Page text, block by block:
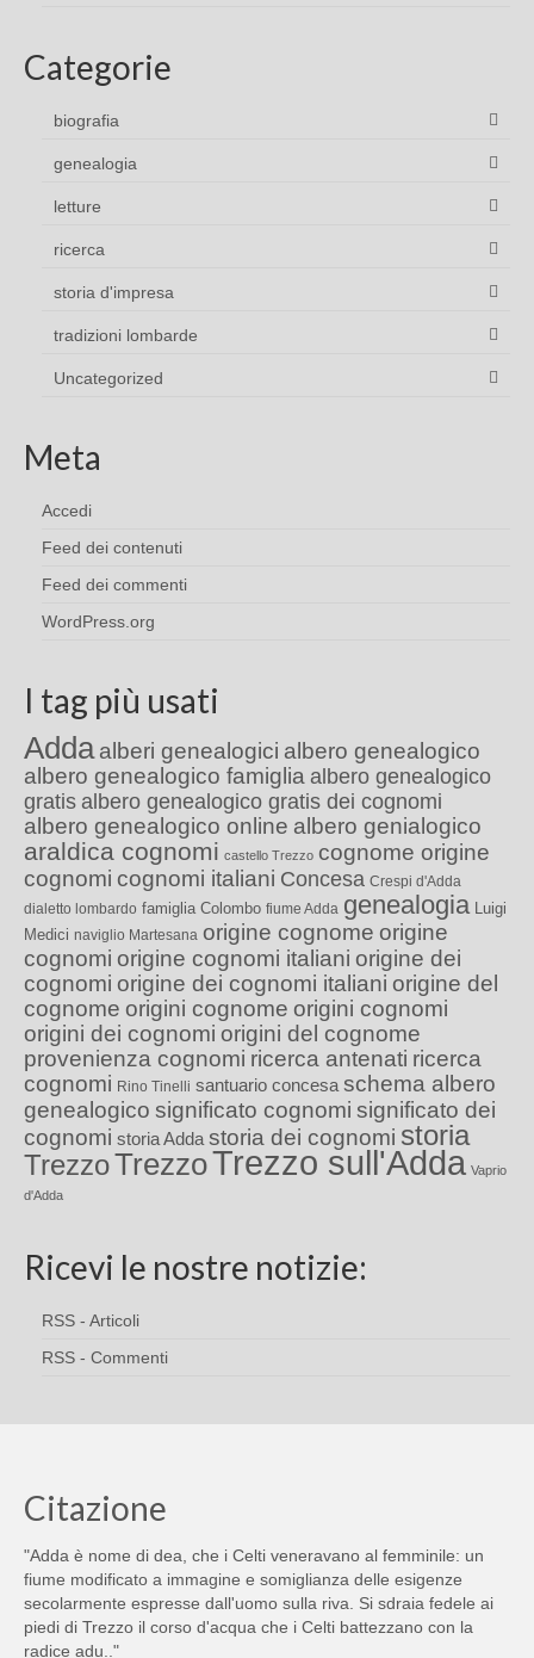
Categorie
biografia
genealogia
letture
ricerca
storia d'impresa
tradizioni lombarde
Uncategorized
Meta
Accedi
Feed dei contenuti
Feed dei commenti
WordPress.org
I tag più usati
Adda alberi genealogici albero genealogico
albero genealogico famiglia albero genealogico
gratis albero genealogico gratis dei cognomi
albero genealogico online albero genialogico
araldica cognomi castello Trezzo cognome origine
cognomi cognomi italiani Concesa Crespi d'Adda
dialetto lombardo famiglia Colombo fiume Adda genealogia Luigi
Medici naviglio Martesana origine cognome origine
cognomi origine cognomi italiani origine dei
cognomi origine dei cognomi italiani origine del
cognome origini cognome origini cognomi
origini dei cognomi origini del cognome
provenienza cognomi ricerca antenati ricerca
cognomi Rino Tinelli santuario concesa schema albero
genealogico significato cognomi significato dei
cognomi storia Adda storia dei cognomi storia
TrezzoTrezzoTrezzo sull'Adda Vaprio
d'Adda
Ricevi le nostre notizie:
RSS - Articoli
RSS - Commenti
Citazione
"Adda è nome di dea, che i Celti veneravano al femminile: un
fiume modificato a immagine e somiglianza delle esigenze
secolarmente espresse dall'uomo sulla riva. Si sdraia fedele ai
piedi di Trezzo il corso d'acqua che i Celti battezzano con la
radice adu.."